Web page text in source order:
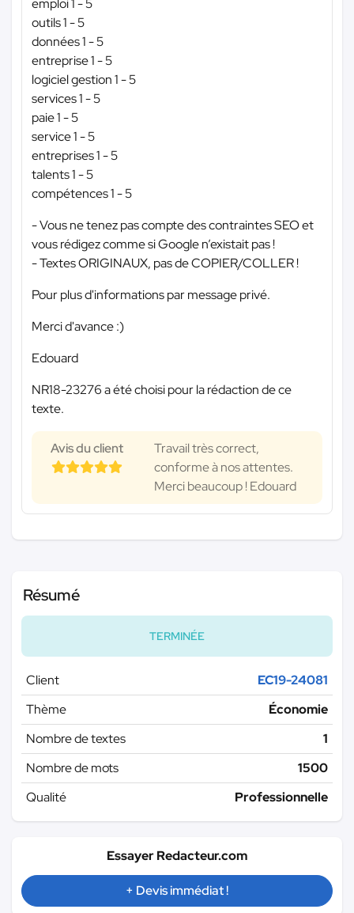
outils 1 - 5
données 1 - 5
entreprise 1 - 5
logiciel gestion 1 - 5
services 1 - 5
paie 1 - 5
service 1 - 5
entreprises 1 - 5
talents 1 - 5
compétences 1 - 5
- Vous ne tenez pas compte des contraintes SEO et
vous rédigez comme si Google n’existait pas !
- Textes ORIGINAUX, pas de COPIER/COLLER !
Pour plus d'informations par message privé.
Merci d'avance :)
Edouard
NR18-23276 a été choisi pour la rédaction de ce
texte.
Avis du client
Travail très correct,
conforme à nos attentes.
Merci beaucoup ! Edouard
Résumé
TERMINÉE
Client
EC19-24081
Thème
Économie
Nombre de textes
1
Nombre de mots
1500
Qualité
Professionnelle
Essayer Redacteur.com
+ Devis immédiat !